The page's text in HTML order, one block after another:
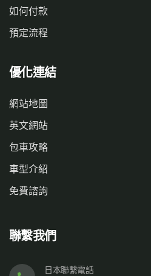
如何付款
預定流程
優化連結
網站地圖
英文網站
包車攻略
車型介紹
免費諮詢
聯繫我們
日本聯繫電話